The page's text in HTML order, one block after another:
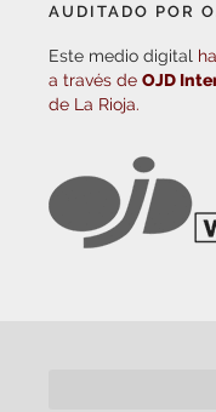
AUDITADO POR
Este medio digital
a través de OJD
de La Rioja.